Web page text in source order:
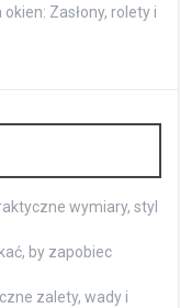
Zasłony, rolety i
wymiary, styl
by zapobiec
zalety, wady i